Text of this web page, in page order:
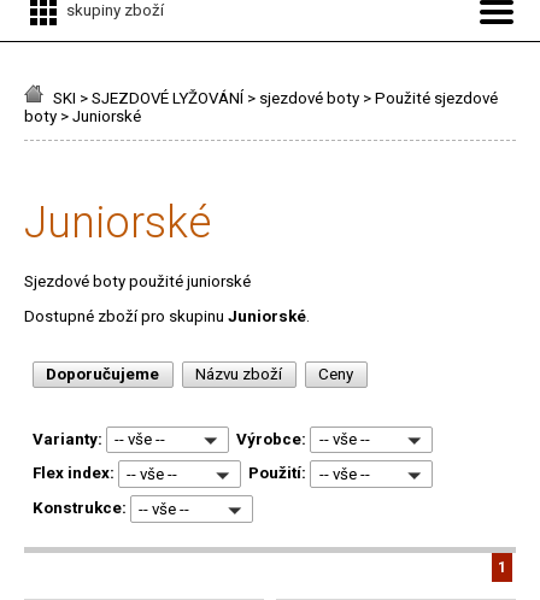
skupiny zboží
SKI > SJEZDOVÉ LYŽOVÁNÍ > sjezdové boty > Použité sjezdové
boty > Juniorské
Juniorské
Sjezdové boty použité juniorské
Dostupné zboží pro skupinu Juniorské
Doporučujeme Názvu zboží Ceny
Varianty: -- vše -- Výrobce:
-- vše --
Flex index:
-- vše -- Použití:
-- vše --
Konstrukce:
-- vše --
1